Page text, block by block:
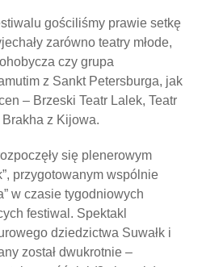
gościliśmy prawie setkę
zarówno teatry młode,
czy grupa
z Sankt Petersburga, jak
– Brzeski Teatr Lalek, Teatr
Brakha z Kijowa.
się plenerowym
przygotowanym wspólnie
w czasie tygodniowych
festiwal. Spektakl
dziedzictwa Suwałk i
został dwukrotnie –